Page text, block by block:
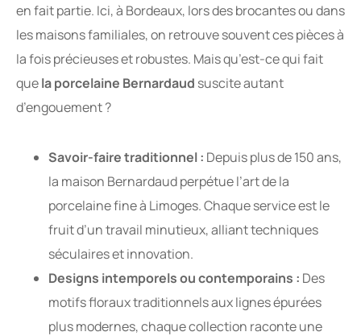
en fait partie. Ici, à Bordeaux, lors des brocantes ou dans
les maisons familiales, on retrouve souvent ces pièces à
la fois précieuses et robustes. Mais qu’est-ce qui fait
quela porcelaine Bernardaud suscite autant
d’engouement ?
Savoir-faire traditionnel : Depuis plus de 150 ans,
la maison Bernardaud perpétue l’art de la
porcelaine fine à Limoges. Chaque service est le
fruit d’un travail minutieux, alliant techniques
séculaires et innovation.
Designs intemporels ou contemporains : Des
motifs floraux traditionnels aux lignes épurées
plus modernes, chaque collection raconte une